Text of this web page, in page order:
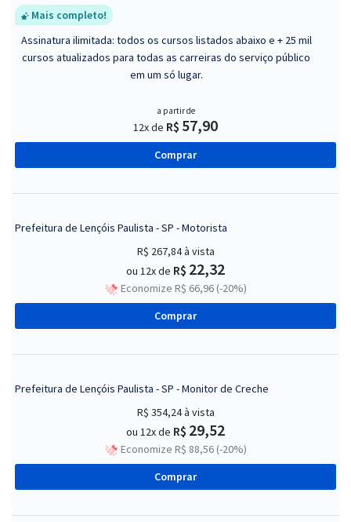
Mais completo!
Assinatura ilimitada: todos os cursos listados abaixo e + 25 mil
cursos atualizados para todas as carreiras do serviço público
em um só lugar.
a partir de
12x de R$ 57,90
Comprar
Prefeitura de Lençóis Paulista - SP - Motorista
R$ 267,84à vista
ou 12x de R$ 22,32
Economize R$ 66,96 (-20%)
Comprar
Prefeitura de Lençóis Paulista - SP - Monitor de Creche
R$ 354,24à vista
ou 12x de R$ 29,52
Economize R$ 88,56 (-20%)
Comprar